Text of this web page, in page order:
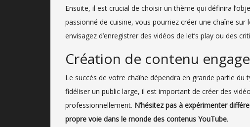
Ensuite, il est crucial de choisir un thème qui définira
passionné de cuisine, vous pourriez créer une chaîne
envisagez d’enregistrer des vidéos de let’s play ou des
Création de contenu
Le succès de votre chaîne dépendra en grande partie
fidéliser un public large, il est important de créer des
professionnellement. N’hésitez pas à expérimenter
propre voie dans le monde des contenus YouTube.